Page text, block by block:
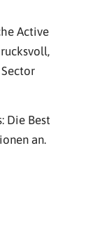
Active
Die Best
an.